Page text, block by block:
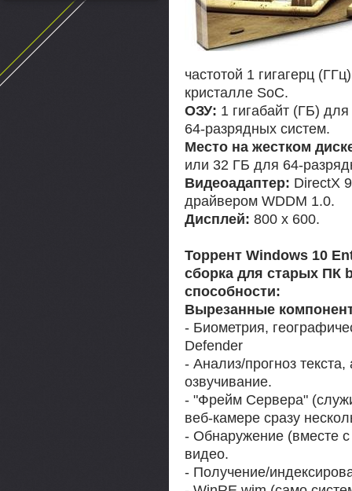
частотой 1 гигагерц
кристалле SoC.
ОЗУ: 1 гигабайт (ГБ)
64-разрядных систем.
Место на жестком
или 32 ГБ для 64-
Видеоадаптер: DirectX
драйвером WDDM 1.0.
Дисплей: 800 x 600.
Торрент Windows 10
сборка для старых ПК
способности:
Вырезанные
- Биометрия,
Defender
- Анализ/прогноз
озвучивание.
- "Фрейм Сервера"
веб-камере сразу
- Обнаружение (вместе
видео.
- Получение/